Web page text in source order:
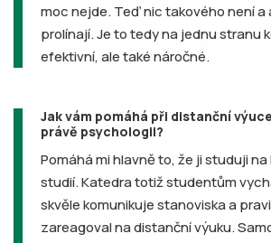
moc nejde. Teď nic takového není a
prolínají. Je to tedy na jednu stranu
efektivní, ale také náročné.
Jak vám pomáhá při distanční
právě psychologii?
Pomáhá mi hlavně to, že ji studuji
studií. Katedra totiž studentům
skvěle komunikuje stanoviska a
zareagoval na distanční výuku.